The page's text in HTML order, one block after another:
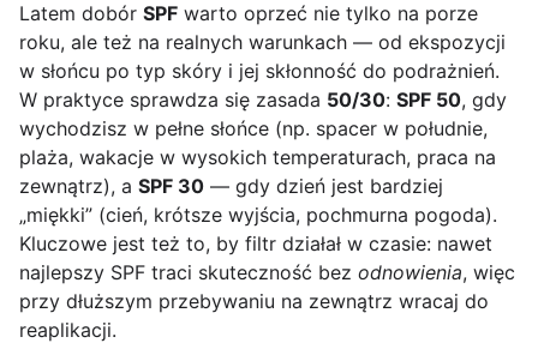
Latem dobór SPF warto oprzeć nie tylko na porze
roku, ale też na realnych warunkach — od ekspozycji
w słońcu po typ skóry i jej skłonność do podrażnień.
W praktyce sprawdza się zasada 50/30: SPF 50, gdy
wychodzisz w pełne słońce (np. spacer w południe,
plaża, wakacje w wysokich temperaturach, praca na
zewnątrz), a SPF 30 — gdy dzień jest bardziej
„miękki” (cień, krótsze wyjścia, pochmurna pogoda).
Kluczowe jest też to, by filtr działał w czasie: nawet
najlepszy SPF traci skuteczność bez odnowienia, więc
przy dłuższym przebywaniu na zewnątrz wracaj do
reaplikacji.